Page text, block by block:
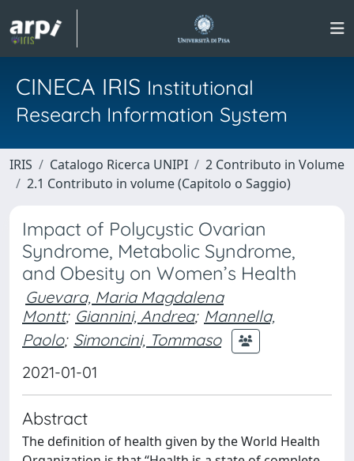
CINECA IRIS Institutional
Research Information System
IRIS Catalogo Ricerca UNIPI
2 Contributo in Volume
2.1 Contributo in volume (Capitolo o Saggio)
Impact of Polycystic Ovarian
Syndrome, Metabolic Syndrome,
and Obesity on Women’s Health
Guevara, Maria Magdalena
Montt; Giannini, Andrea; Mannella,
Paolo; Simoncini, Tommaso
2021-01-01
Abstract
The definition of health given by the World Health